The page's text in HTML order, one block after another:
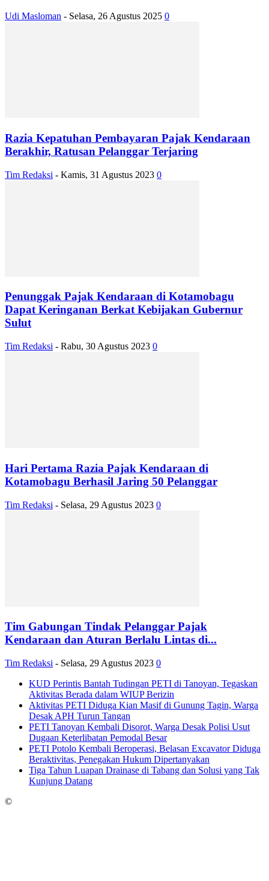
Udi Masloman - Selasa, 26 Agustus 2025 0
Razia Kepatuhan Pembayaran Pajak Kendaraan
Berakhir, Ratusan Pelanggar Terjaring
Tim Redaksi - Kamis, 31 Agustus 2023 0
Penunggak Pajak Kendaraan di Kotamobagu
Dapat Keringanan Berkat Kebijakan Gubernur
Sulut
Tim Redaksi - Rabu, 30 Agustus 2023 0
Hari Pertama Razia Pajak Kendaraan di
Kotamobagu Berhasil Jaring 50 Pelanggar
Tim Redaksi - Selasa, 29 Agustus 2023 0
Tim Gabungan Tindak Pelanggar Pajak
Kendaraan dan Aturan Berlalu Lintas di...
Tim Redaksi - Selasa, 29 Agustus 2023 0
KUD Perintis Bantah Tudingan PETI di Tanoyan, Tegaskan
Aktivitas Berada dalam WIUP Berizin
Aktivitas PETI Diduga Kian Masif di Gunung Tagin, Warga
Desak APH Turun Tangan
PETI Tanoyan Kembali Disorot, Warga Desak Polisi Usut
Dugaan Keterlibatan Pemodal Besar
PETI Potolo Kembali Beroperasi, Belasan Excavator Diduga
Beraktivitas, Penegakan Hukum Dipertanyakan
Tiga Tahun Luapan Drainase di Tabang dan Solusi yang Tak
Kunjung Datang
©